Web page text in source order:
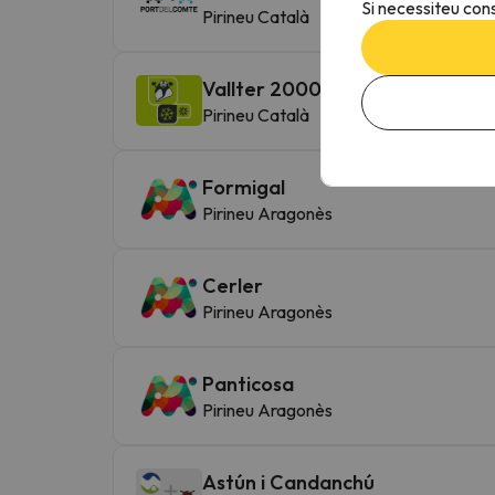
Pirineu Català
Vallter 2000
Pirineu Català
Formigal
Pirineu Aragonès
Cerler
Pirineu Aragonès
Panticosa
Pirineu Aragonès
Astún i Candanchú
Si necessiteu